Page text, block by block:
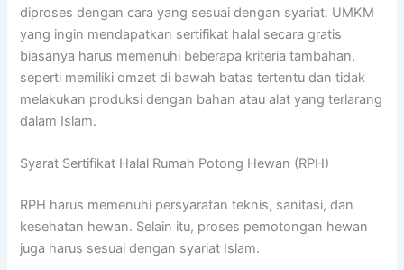
diproses dengan cara yang sesuai dengan syariat. UMKM
yang ingin mendapatkan sertifikat halal secara gratis
biasanya harus memenuhi beberapa kriteria tambahan,
seperti memiliki omzet di bawah batas tertentu dan tidak
melakukan produksi dengan bahan atau alat yang terlarang
dalam Islam.
Syarat Sertifikat Halal Rumah Potong Hewan (RPH)
RPH harus memenuhi persyaratan teknis, sanitasi, dan
kesehatan hewan. Selain itu, proses pemotongan hewan
juga harus sesuai dengan syariat Islam.